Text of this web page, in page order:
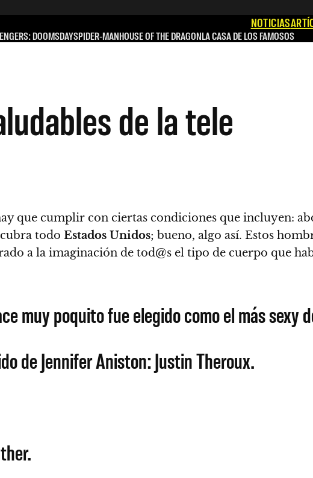
NOTICIAS
DOOMSDAYSPIDER-MANHOUSE OF THE DRAGONLA CASA DE LOS FAMOSOS
de la tele
que cumplir con ciertas condiciones que incluyen:
todo Estados Unidos; bueno, algo así. Estos
a la imaginación de tod@s el tipo de cuerpo que
muy poquito fue elegido como el más sexy
de Jennifer Aniston: Justin Theroux.